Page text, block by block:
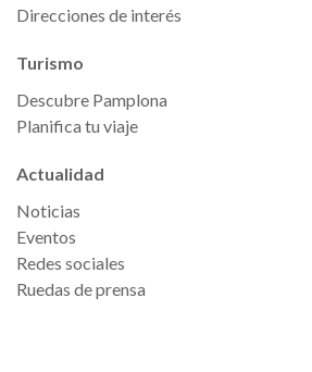
Direcciones de interés
Turismo
Descubre Pamplona
Planifica tu viaje
Actualidad
Noticias
Eventos
Redes sociales
Ruedas de prensa